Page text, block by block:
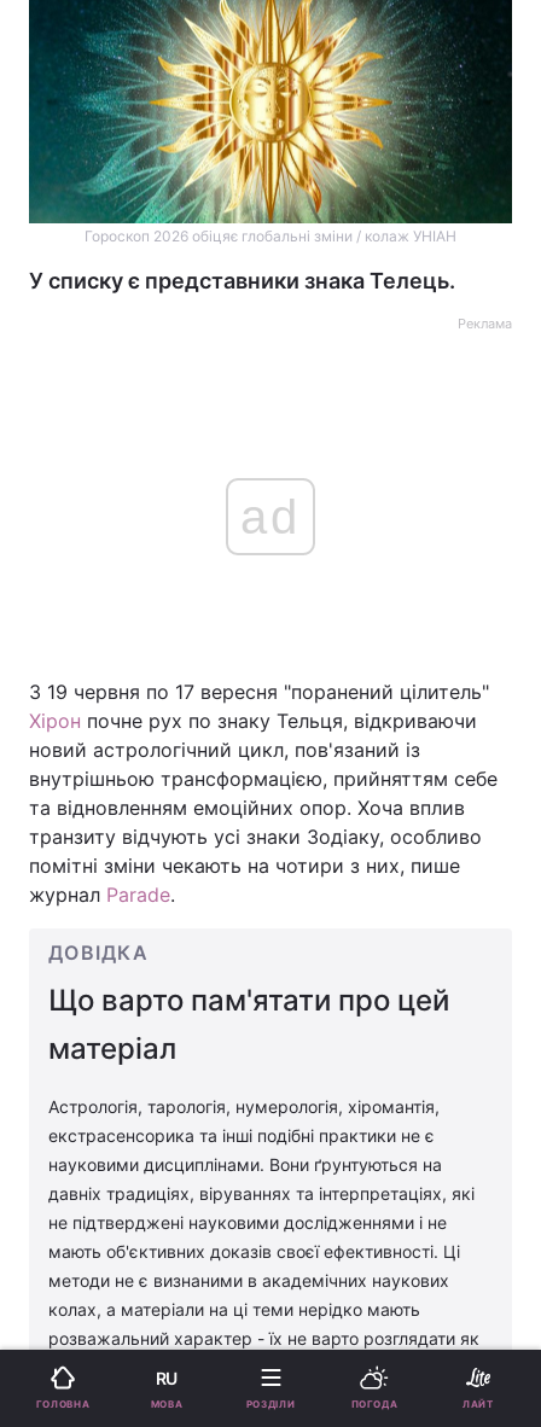
Гороскоп 2026 обіцяє глобальні зміни / колаж УНІАН
У списку є представники знака Телець.
Реклама
ad
З 19 червня по 17 вересня "поранений цілитель"
Хірон почне рух по знаку Тельця, відкриваючи
новий астрологічний цикл, пов'язаний із
внутрішньою трансформацією, прийняттям себе
та відновленням емоційних опор. Хоча вплив
транзиту відчують усі знаки Зодіаку, особливо
помітні зміни чекають на чотири з них, пише
журнал Parade.
ДОВІДКА
Що варто пам'ятати про цей
матеріал
Астрологія, тарологія, нумерологія, хіромантія,
екстрасенсорика та інші подібні практики не є
науковими дисциплінами. Вони ґрунтуються на
давніх традиціях, віруваннях та інтерпретаціях, які
не підтверджені науковими дослідженнями і не
мають об'єктивних доказів своєї ефективності. Ці
методи не є визнаними в академічних наукових
колах, а матеріали на ці теми нерідко мають
розважальний характер - їх не варто розглядати як
надійний інструмент для ухвалення рішень або
складання планів. Під час вирішення питань,
ГОЛОВНА
RU
МОВА РОЗДІЛИ ПОГОДА ЛАЙТ